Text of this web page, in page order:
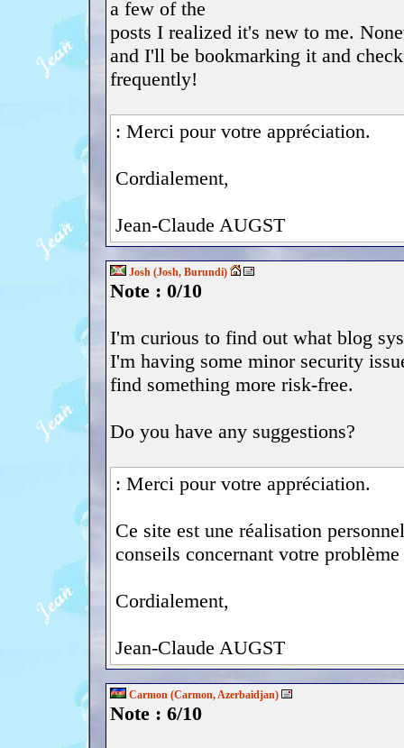
a few of the
posts I realized it's new to me.
and I'll be bookmarking it and
frequently!
: Merci pour votre appréciation.
Cordialement,
Jean-Claude AUGST
Josh (Josh, Burundi)
Note : 0/10
I'm curious to find out what blog
I'm having some minor security
find something more risk-free.
Do you have any suggestions?
: Merci pour votre appréciation.
Ce site est une réalisation
conseils concernant votre
Cordialement,
Jean-Claude AUGST
Carmon (Carmon, Azerbaidjan)
Note : 6/10